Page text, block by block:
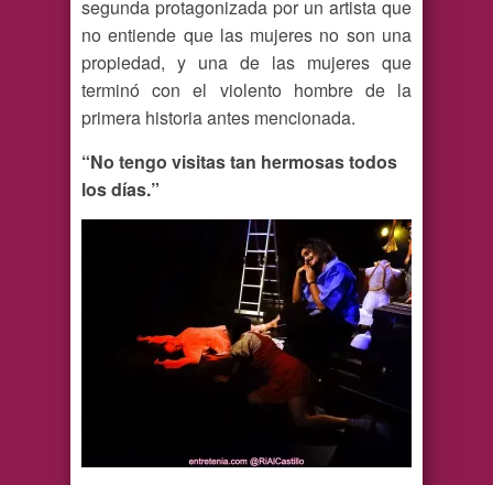
segunda protagonizada por un artista que
no entiende que las mujeres no son una
propiedad, y una de las mujeres que
terminó con el violento hombre de la
primera historia antes mencionada.
“No tengo visitas tan hermosas todos
los días.”